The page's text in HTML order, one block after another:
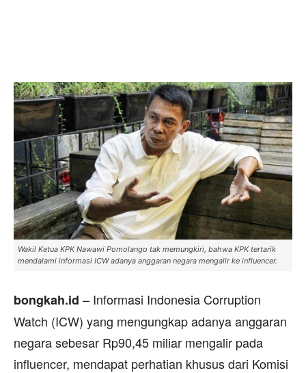
Wakil Ketua KPK Nawawi Pomolango tak memungkiri, bahwa KPK tertarik
mendalami informasi ICW adanya anggaran negara mengalir ke influencer.
bongkah.id – Informasi Indonesia Corruption
Watch (ICW) yang mengungkap adanya anggaran
negara sebesar Rp90,45 miliar mengalir pada
influencer, mendapat perhatian khusus dari Komisi